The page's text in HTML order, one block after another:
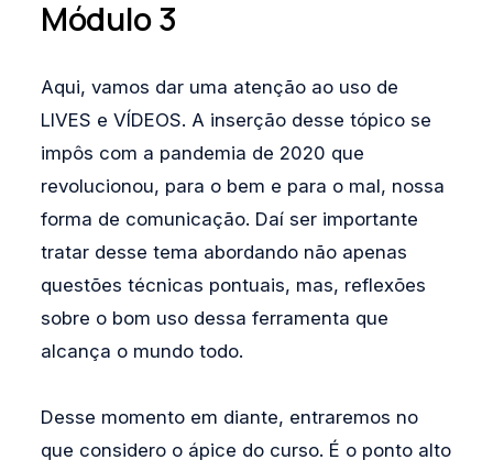
Módulo 3
Aqui, vamos dar uma atenção ao uso de
LIVES e VÍDEOS. A inserção desse tópico se
impôs com a pandemia de 2020 que
revolucionou, para o bem e para o mal, nossa
forma de comunicação. Daí ser importante
tratar desse tema abordando não apenas
questões técnicas pontuais, mas, reflexões
sobre o bom uso dessa ferramenta que
alcança o mundo todo.
Desse momento em diante, entraremos no
que considero o ápice do curso. É o ponto alto